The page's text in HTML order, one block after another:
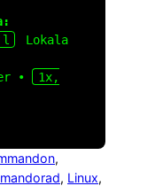
l
Lokala
•
1x,
, Linux